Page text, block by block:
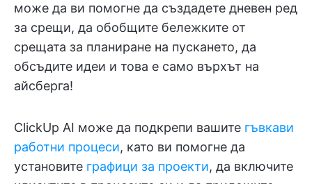
може да ви помогне да създадете дневен ред
за срещи, да обобщите бележките от
срещата за планиране на пускането, да
обсъдите идеи и това е само върхът на
айсберга!
ClickUp AI може да подкрепи вашите гъвкави
работни процеси, като ви помогне да
установите графици за проекти, да включите